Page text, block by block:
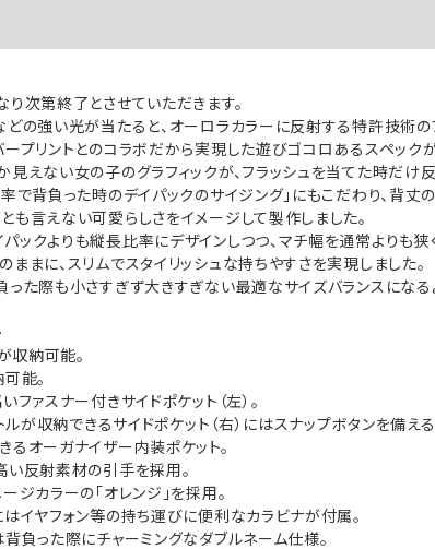
次第終了とさせていただきます。
どの強い光が当たると、オーロラカラーに反射する特許技術の
ープリントとのコラボだから実現した遊びゴコロあるスペック
見えない女の子のグラフィックが、フラッシュを当てた時だけ反
率で背負った時のデイパックのサイジング」にもこだわり、背丈
も言えない可愛らしさをイメージして製作しました。
ックよりも縦長比率にデザインしつつ、マチ幅を通常よりも狭
ままに、スリムでスタイリッシュな持ちやすさを実現しました。
った際も小さすぎず大きすぎない最適なサイズバランスになる
収納可能。
能。
ファスナー付きサイドポケット（左）。
が収納できるサイドポケット（右）にはスナップボタンを備える
るオーガナイザー内装ポケット。
い反射素材の引手を採用。
ジカラーの「オレンジ」を採用。
はイヤフォン等の持ち運びに便利なカラビナが付属。
背負った際にチャーミングなダブルネーム仕様。